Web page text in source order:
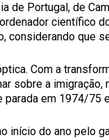
de Portugal, de
científico
considerando que
Com a
sobre a
em 1974/75
início do ano pelo